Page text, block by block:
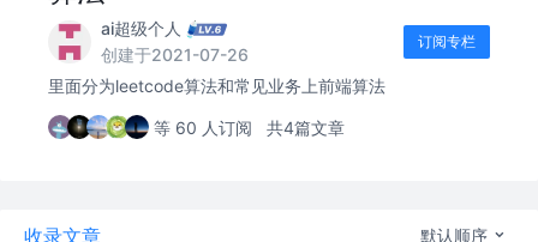
ai超级个人
创建于2021-07-26
订阅专栏
里面分为leetcode算法和常见业务上前端算法
等 60 人订阅 共4篇文章
收录文章 默认顺序